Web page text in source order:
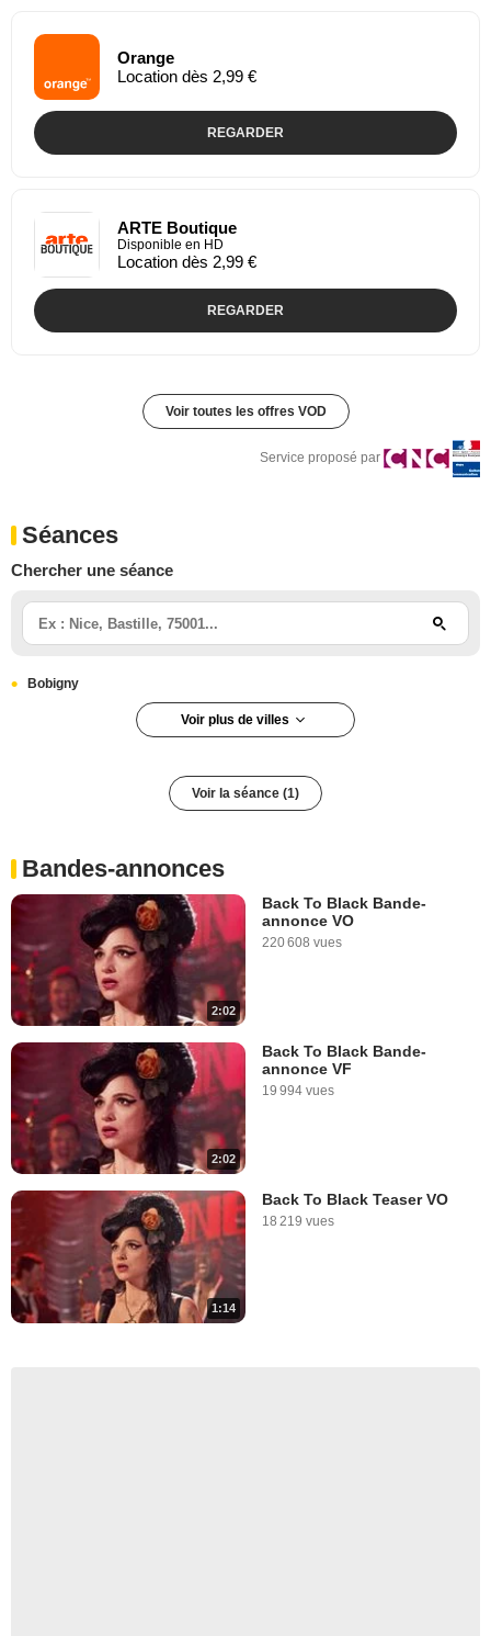
Orange
Location dès 2,99 €
REGARDER
ARTE Boutique
Disponible en HD
Location dès 2,99 €
REGARDER
Voir toutes les offres VOD
Service proposé par
Séances
Chercher une séance
Bobigny
Voir plus de villes
Voir la séance (1)
Bandes-annonces
2:02
Back To Black Bande-
annonce VO
220 608 vues
2:02
Back To Black Bande-
annonce VF
19 994 vues
1:14
Back To Black Teaser VO
18 219 vues